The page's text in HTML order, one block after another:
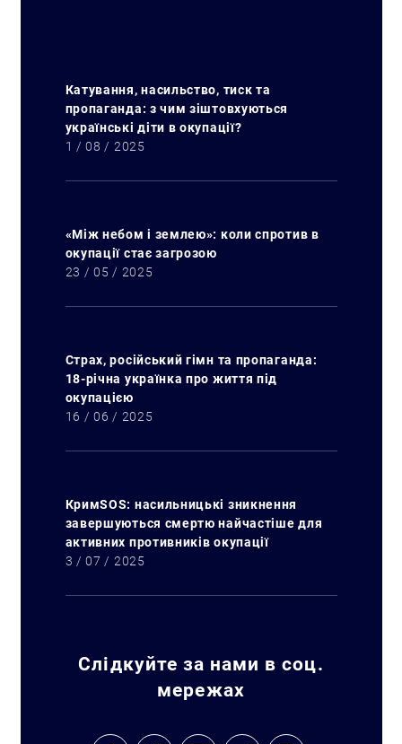
Катування, насильство, тиск та
пропаганда: з чим зіштовхуються
українські діти в окупації?
1 / 08 / 2025
«Між небом і землею»: коли спротив в
окупації стає загрозою
23 / 05 / 2025
Страх, російський гімн та пропаганда:
18-річна українка про життя під
окупацією
16 / 06 / 2025
КримSOS: насильницькі зникнення
завершуються смертю найчастіше для
активних противників окупації
3 / 07 / 2025
Слідкуйте за нами в соц.
мережах